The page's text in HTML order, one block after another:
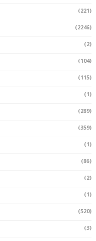
(221)
(2246)
(2)
(104)
(115)
(1)
(289)
(359)
(1)
(86)
(2)
(1)
(520)
(3)